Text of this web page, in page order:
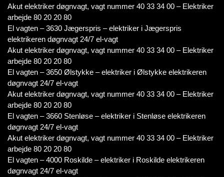
Akut elektriker døgnvagt, vagt nummer 40 33 34 00 – Elektriker
arbejde 80 20 20 80
El vagten – 3630 Jægerspris – elektriker i Jægerspris
elektrikeren døgnvagt 24/7 el-vagt
Akut elektriker døgnvagt, vagt nummer 40 33 34 00 – Elektriker
arbejde 80 20 20 80
El vagten – 3650 Ølstykke – elektriker i Ølstykke elektrikeren
døgnvagt 24/7 el-vagt
Akut elektriker døgnvagt, vagt nummer 40 33 34 00 – Elektriker
arbejde 80 20 20 80
El vagten – 3660 Stenløse – elektriker i Stenløse elektrikeren
døgnvagt 24/7 el-vagt
Akut elektriker døgnvagt, vagt nummer 40 33 34 00 – Elektriker
arbejde 80 20 20 80
El vagten – 4000 Roskilde – elektriker i Roskilde elektrikeren
døgnvagt 24/7 el-vagt